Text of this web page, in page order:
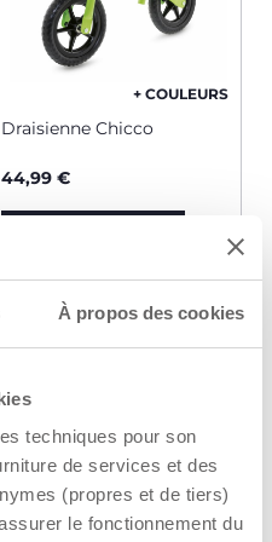
À propos des cookies
techniques pour son
de services et des
(propres et de tiers)
le fonctionnement du
+ COULEURS
Draisienne Chicco
44,99 €